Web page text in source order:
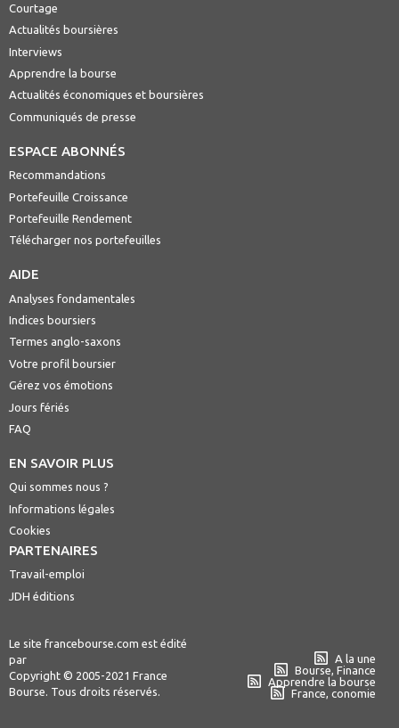
Courtage
Actualités boursières
Interviews
Apprendre la bourse
Actualités économiques et boursières
Communiqués de presse
ESPACE ABONNÉS
Recommandations
Portefeuille Croissance
Portefeuille Rendement
Télécharger nos portefeuilles
AIDE
Analyses fondamentales
Indices boursiers
Termes anglo-saxons
Votre profil boursier
Gérez vos émotions
Jours fériés
FAQ
EN SAVOIR PLUS
Qui sommes nous ?
Informations légales
Cookies
PARTENAIRES
Travail-emploi
JDH éditions
Le site francebourse.com est édité
par
Copyright © 2005-2021 France
Bourse. Tous droits réservés.
A la une
Bourse, Finance
Apprendre la bourse
France, conomie